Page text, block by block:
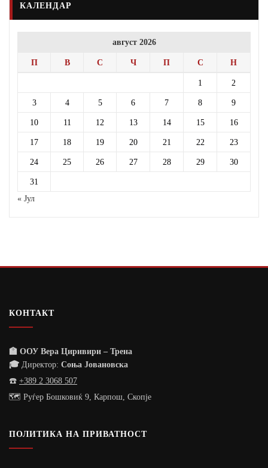
КАЛЕНДАР
август 2026
П В С Ч П С Н
1 2
3 4 5 6 7 8 9
10 11 12 13 14 15 16
17 18 19 20 21 22 23
24 25 26 27 28 29 30
31
« Јул
КОНТАКТ
🏫 ООУ Вера Циривири – Трена
🎓 Директор: Соња Јовановска
☎️ +389 2 3068 507
🗺️ Руѓер Бошковиќ 9, Карпош, Скопје
ПОЛИТИКА НА ПРИВАТНОСТ